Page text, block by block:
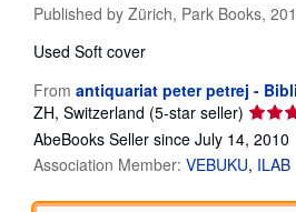
Published by Zürich, Park Books,
Used Soft cover
From antiquariat peter petrej -
ZH, Switzerland (5-star seller) Seller
rating
5
out
of
AbeBooks Seller since July 14, 2010
Association Member: VEBUKU ILAB